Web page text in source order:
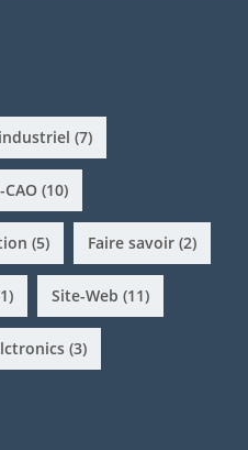
(7)
(10)
(5) Faire savoir (2)
Site-Web (11)
(3)